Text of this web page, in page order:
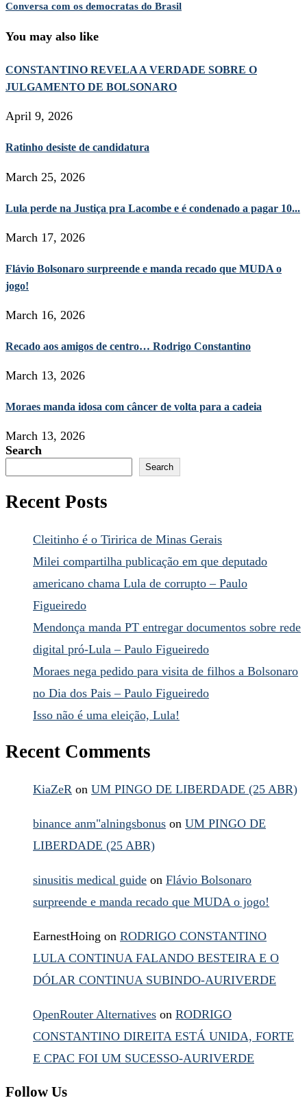
Conversa com os democratas do Brasil
You may also like
CONSTANTINO REVELA A VERDADE SOBRE O
JULGAMENTO DE BOLSONARO
April 9, 2026
Ratinho desiste de candidatura
March 25, 2026
Lula perde na Justiça pra Lacombe e é condenado a pagar 10...
March 17, 2026
Flávio Bolsonaro surpreende e manda recado que MUDA o
jogo!
March 16, 2026
Recado aos amigos de centro… Rodrigo Constantino
March 13, 2026
Moraes manda idosa com câncer de volta para a cadeia
March 13, 2026
Search
Search
Recent Posts
Cleitinho é o Tiririca de Minas Gerais
Milei compartilha publicação em que deputado
americano chama Lula de corrupto – Paulo
Figueiredo
Mendonça manda PT entregar documentos sobre rede
digital pró-Lula – Paulo Figueiredo
Moraes nega pedido para visita de filhos a Bolsonaro
no Dia dos Pais – Paulo Figueiredo
Isso não é uma eleição, Lula!
Recent Comments
KiaZeR on UM PINGO DE LIBERDADE (25 ABR)
binance anm"alningsbonus on UM PINGO DE
LIBERDADE (25 ABR)
sinusitis medical guide on Flávio Bolsonaro
surpreende e manda recado que MUDA o jogo!
EarnestHoing on RODRIGO CONSTANTINO
LULA CONTINUA FALANDO BESTEIRA E O
DÓLAR CONTINUA SUBINDO-AURIVERDE
OpenRouter Alternatives on RODRIGO
CONSTANTINO DIREITA ESTÁ UNIDA, FORTE
E CPAC FOI UM SUCESSO-AURIVERDE
Follow Us